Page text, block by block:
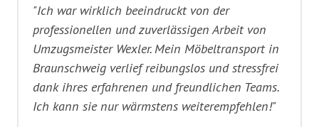
"Ich war wirklich beeindruckt von der
professionellen und zuverlässigen Arbeit von
Umzugsmeister Wexler. Mein Möbeltransport in
Braunschweig verlief reibungslos und stressfrei
dank ihres erfahrenen und freundlichen Teams.
Ich kann sie nur wärmstens weiterempfehlen!"